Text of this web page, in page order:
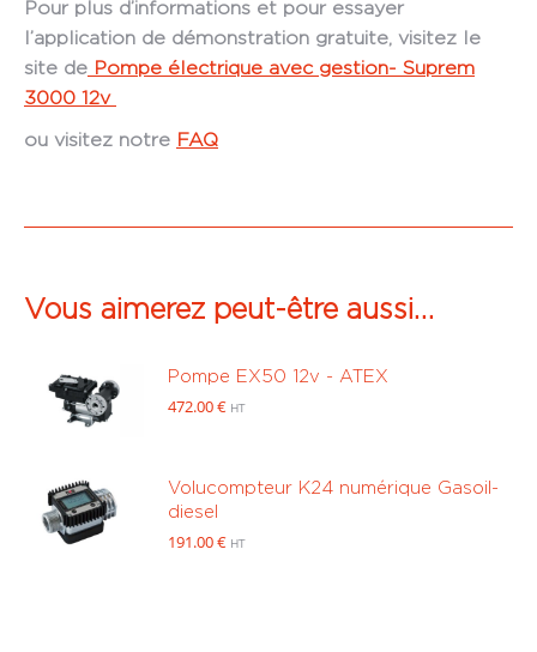
Pour plus d’informations et pour essayer
l’application de démonstration gratuite, visitez le
site de Pompe électrique avec gestion- Suprem
3000 12v
ou visitez notre FAQ
Vous aimerez peut-être aussi…
Pompe EX50 12v - ATEX
472.00€ HT
Volucompteur K24 numérique Gasoil-
diesel
191.00€ HT